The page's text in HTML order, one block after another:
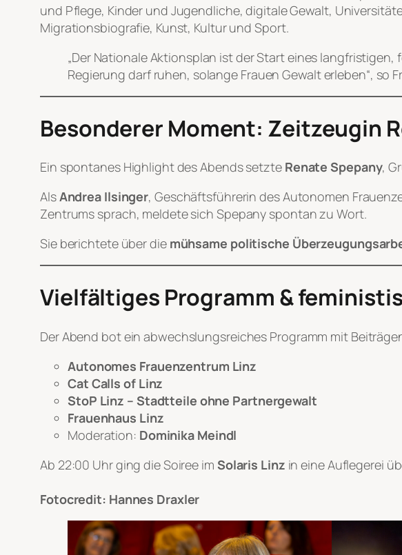
und Pflege, Kinder und Jugendliche, digitale Gewalt,
Migrationsbiografie, Kunst, Kultur und Sport.
„Der Nationale Aktionsplan ist der Start eines
Regierung darf ruhen, solange Frauen Gewalt erleben“, so
Besonderer Moment: Zeitzeugin
Ein spontanes Highlight des Abends setzte Renate Spepany,
AlsAndrea Ilsinger, Geschäftsführerin des Autonomen
Zentrums sprach, meldete sich Spepany spontan zu Wort.
Sie berichtete über die mühsame politische
Vielfältiges Programm &
Der Abend bot ein abwechslungsreiches Programm mit
Autonomes Frauenzentrum Linz
Cat Calls of Linz
StoP Linz – Stadtteile ohne Partnergewalt
Frauenhaus Linz
Moderation: Dominika Meindl
Ab 22:00 Uhr ging die Soiree im Solaris Linz in eine Auflegerei
Fotocredit: Hannes Draxler